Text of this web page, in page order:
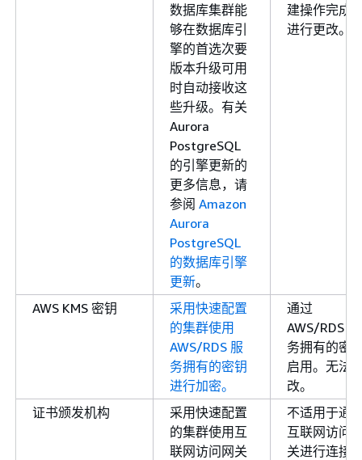
数据库集群能
够在数据库引
擎的首选次要
版本升级可用
时自动接收这
些升级。有关
Aurora
PostgreSQL
的引擎更新的
更多信息，请
参阅 Amazon
Aurora
PostgreSQL
的数据库引擎
更新。
建操作完成
进行更改。
AWS KMS 密钥
采用快速配置
的集群使用
AWS/RDS 服
务拥有的密钥
进行加密。
通过
AWS/RDS 服
务拥有的密
启用。无法
改。
证书颁发机构
采用快速配置
的集群使用互
联网访问网关
不适用于通
互联网访问
关进行连接